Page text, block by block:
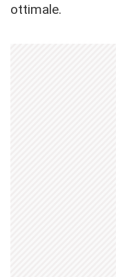
ottimale.